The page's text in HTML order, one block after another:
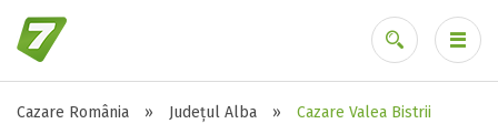
Cazare România » Județul Alba » Cazare Valea Bistrii
Stele / margarete